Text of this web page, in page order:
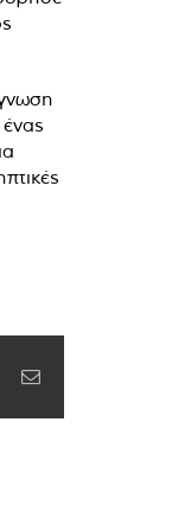
TumblrEmail